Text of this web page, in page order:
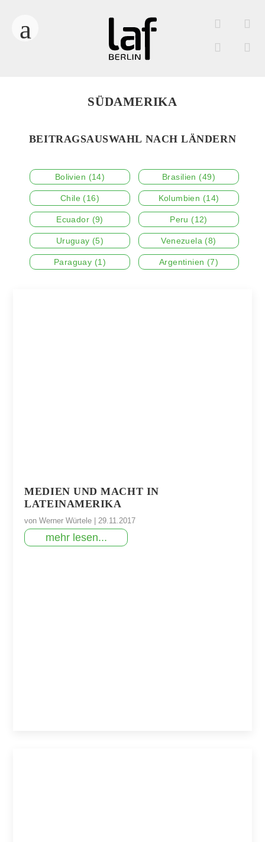
SÜDAMERIKA
BEITRAGSAUSWAHL NACH LÄNDERN
Bolivien (14) Brasilien (49)
Chile (16) Kolumbien (14)
Ecuador (9) Peru (12)
Uruguay (5) Venezuela (8)
Paraguay (1) Argentinien (7)
MEDIEN UND MACHT IN
LATEINAMERIKA
vonWerner Würtele 29.11.2017
mehr lesen...